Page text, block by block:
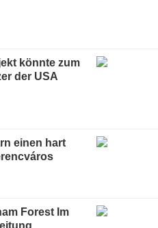
könnte zum
der USA
einen hart
Forest Im